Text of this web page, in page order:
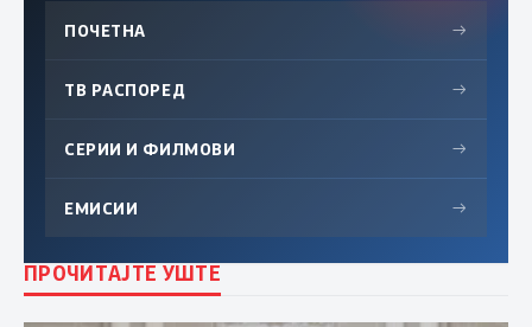
ПОЧЕТНА →
ТВ РАСПОРЕД →
СЕРИИ И ФИЛМОВИ →
ЕМИСИИ →
ПРОЧИТАЈТЕ УШТЕ